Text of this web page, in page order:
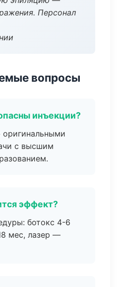
Персонал
вопросы
инъекции?
оригинальными
с высшим
эффект?
ботокс 4-6
мес, лазер —